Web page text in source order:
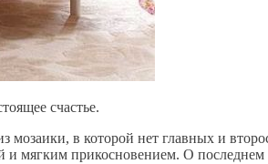
счастье.
в которой нет главных и
и мягким прикосновением. О